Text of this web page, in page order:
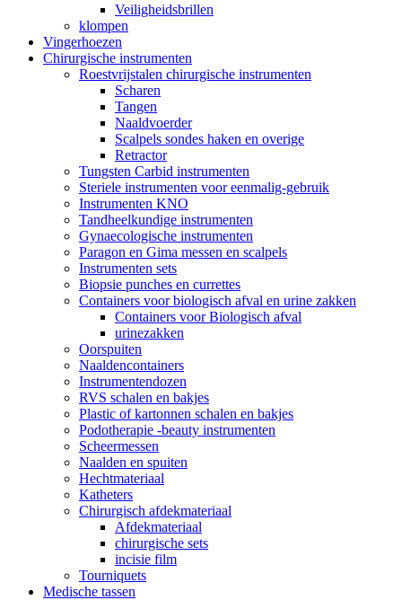
Veiligheidsbrillen
klompen
Vingerhoezen
Chirurgische instrumenten
Roestvrijstalen chirurgische instrumenten
Scharen
Tangen
Naaldvoerder
Scalpels sondes haken en overige
Retractor
Tungsten Carbid instrumenten
Steriele instrumenten voor eenmalig-gebruik
Instrumenten KNO
Tandheelkundige instrumenten
Gynaecologische instrumenten
Paragon en Gima messen en scalpels
Instrumenten sets
Biopsie punches en currettes
Containers voor biologisch afval en urine zakken
Containers voor Biologisch afval
urinezakken
Oorspuiten
Naaldencontainers
Instrumentendozen
RVS schalen en bakjes
Plastic of kartonnen schalen en bakjes
Podotherapie -beauty instrumenten
Scheermessen
Naalden en spuiten
Hechtmateriaal
Katheters
Chirurgisch afdekmateriaal
Afdekmateriaal
chirurgische sets
incisie film
Tourniquets
Medische tassen